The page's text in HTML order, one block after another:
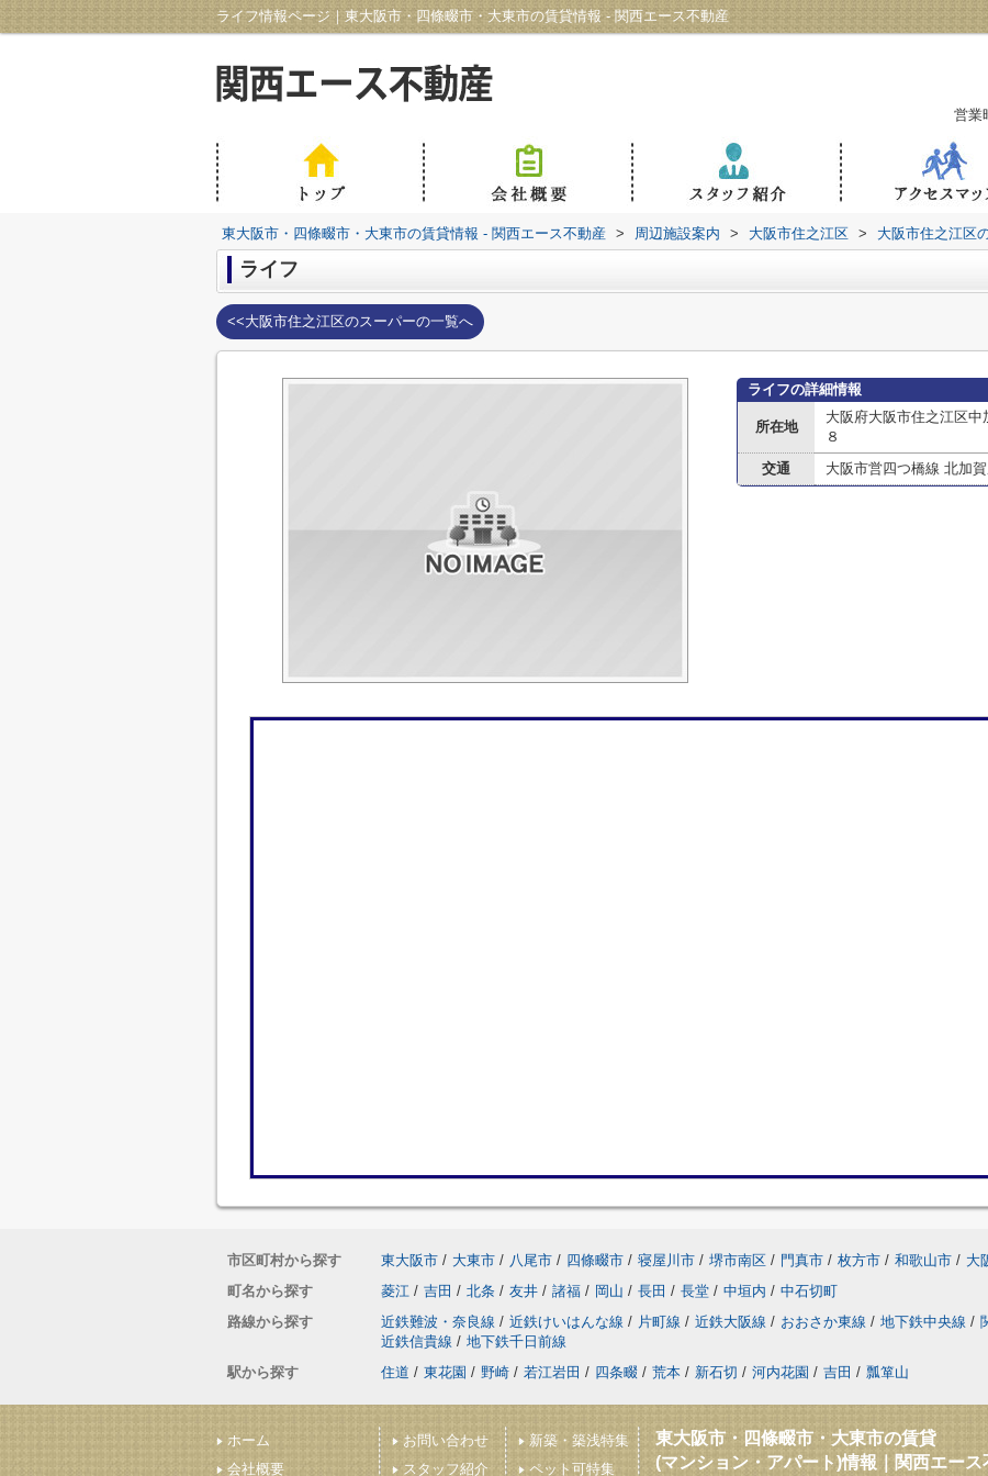
ライフ情報ページ｜東大阪市・四條畷市・大東市の賃貸情報 - 関西エース不動産
営業
東大阪市・四條畷市・大東市の賃貸情報 - 関西エース不動産 > 周辺施設案内 > 大阪市住之江区 > 大阪市住之江区
ライフ
<<大阪市住之江区のスーパーの一覧へ
ライフの詳細情報
所在地
大阪府大阪市住之江区中
８
交通 大阪市営四つ橋線 北加
市区町村から探す 東大阪市 / 大東市 / 八尾市 / 四條畷市 / 寝屋川市 / 堺市南区 / 門真市 / 枚方市 / 和歌山市 / 大
町名から探す
菱江 / 吉田 / 北条 / 友井 / 諸福 / 岡山 / 長田 / 長堂 / 中垣内 / 中石切町
路線から探す
近鉄難波・奈良線 / 近鉄けいはんな線 / 片町線 / 近鉄大阪線 / おおさか東線 / 地下鉄中央線 /
近鉄信貴線 / 地下鉄千日前線
駅から探す
住道 / 東花園 / 野崎 / 若江岩田 / 四条畷 / 荒本 / 新石切 / 河内花園 / 吉田 / 瓢箪山
ホーム
会社概要
お問い合わせ
スタッフ紹介
新築・築浅特集
ペット可特集
東大阪市・四條畷市・大東市の賃貸
(マンション・アパート)情報｜関西エース